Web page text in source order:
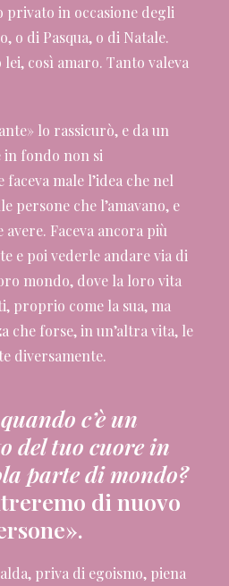
privato in occasione degli
o di Pasqua, o di Natale.
così amaro. Tanto valeva
lo rassicurò, e da un
in fondo non si
male l’idea che nel
persone che l’amavano, e
Faceva ancora più
e poi vederle andare via di
mondo, dove la loro vita
proprio come la sua, ma
che forse, in un’altra vita, le
diversamente.
c’è un
del tuo cuore in
parte di mondo?
di nuovo
priva di egoismo, piena